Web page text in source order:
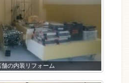
の内装リフォーム